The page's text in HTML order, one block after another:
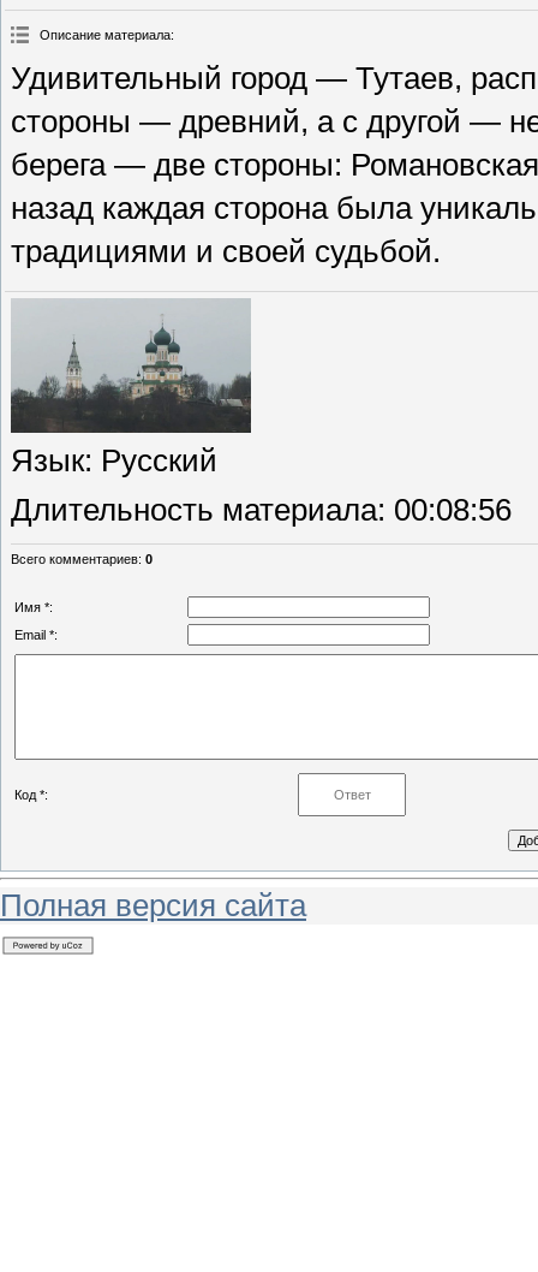
Описание материала:
Удивительный город — Тутаев,
стороны — древний, а с другой —
берега — две стороны:
назад каждая сторона была
традициями и своей судьбой.
Язык: Русский
Длительность материала: 00:08:56
Всего комментариев: 0
Имя *:
Email *:
Код *:
Полная версия сайта